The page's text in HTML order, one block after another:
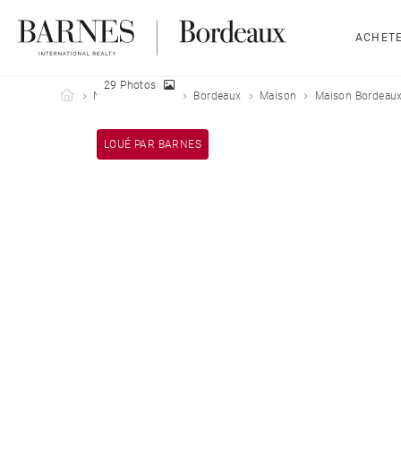
Barnes Bordeaux
Nos biens loués Bordeaux Maison Maison
LOUÉ PAR BARNES
29 Photos